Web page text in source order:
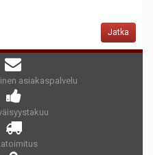
Jatka
asiakaspalvelu